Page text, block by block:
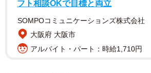
回答。
具体的な不具合は、画面割れやタッチ
フト相談OKで目標と両立
SOMPOコミュニケーションズ株式会社
大阪府 大阪市
アルバイト・パート：時給1,710円